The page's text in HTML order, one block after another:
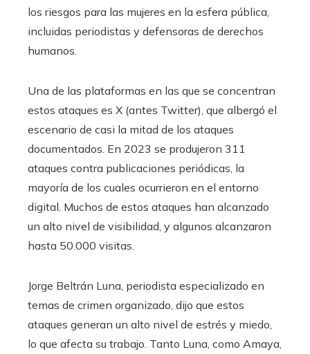
los riesgos para las mujeres en la esfera pública,
incluidas periodistas y defensoras de derechos
humanos.
Una de las plataformas en las que se concentran
estos ataques es X (antes Twitter), que albergó el
escenario de casi la mitad de los ataques
documentados. En 2023 se produjeron 311
ataques contra publicaciones periódicas, la
mayoría de los cuales ocurrieron en el entorno
digital. Muchos de estos ataques han alcanzado
un alto nivel de visibilidad, y algunos alcanzaron
hasta 50.000 visitas.
Jorge Beltrán Luna, periodista especializado en
temas de crimen organizado, dijo que estos
ataques generan un alto nivel de estrés y miedo,
lo que afecta su trabajo. Tanto Luna, como Amaya,